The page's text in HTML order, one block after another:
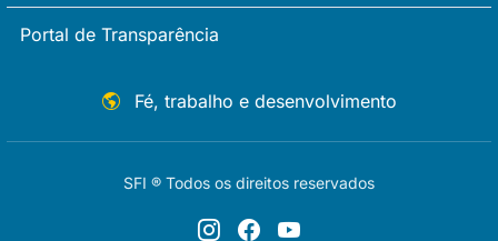
Portal de Transparência
Fé, trabalho e desenvolvimento
SFI ® Todos os direitos reservados